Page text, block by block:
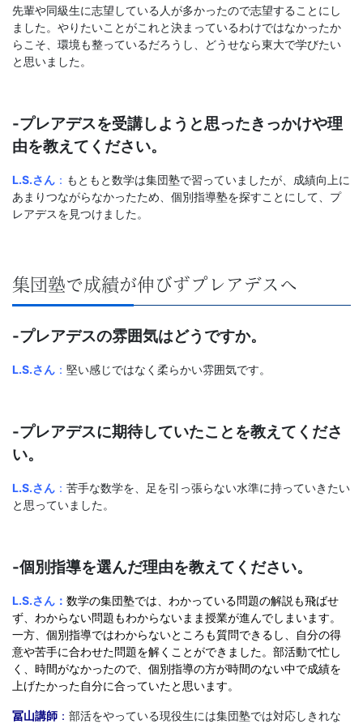
先輩や同級生に志望している人が多かったので志望することにし
ました。やりたいことがこれと決まっているわけではなかったか
らこそ、環境も整っているだろうし、どうせなら東大で学びたい
と思いました。
-プレアデスを受講しようと思ったきっかけや理
由を教えてください。
L.S.さん ： もともと数学は集団塾で習っていましたが、成績向上に
あまりつながらなかったため、個別指導塾を探すことにして、プ
レアデスを見つけました。
集団塾で成績が伸びずプレアデスへ
-プレアデスの雰囲気はどうですか。
L.S.さん ： 堅い感じではなく柔らかい雰囲気です。
-プレアデスに期待していたことを教えてくださ
い。
L.S.さん ： 苦手な数学を、足を引っ張らない水準に持っていきたい
と思っていました。
-個別指導を選んだ理由を教えてください。
L.S.さん： 数学の集団塾では、わかっている問題の解説も飛ばせ
ず、わからない問題もわからないまま授業が進んでしまいます。
一方、個別指導ではわからないところも質問できるし、自分の得
意や苦手に合わせた問題を解くことができました。部活動で忙し
く、時間がなかったので、個別指導の方が時間のない中で成績を
上げたかった自分に合っていたと思います。
冨山講師 ： 部活をやっている現役生には集団塾では対応しきれな